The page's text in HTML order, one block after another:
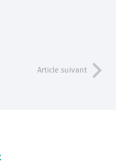
Article suivant